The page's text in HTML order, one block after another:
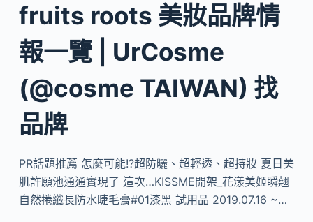
fruits roots 美妝品牌情
報一覽 | UrCosme
(@cosme TAIWAN) 找
品牌
PR話題推薦 怎麼可能!?超防曬、超輕透、超持妝 夏日美
肌許願池通通實現了 這次…KISSME開架_花漾美姬瞬翹
自然捲纖長防水睫毛膏#01漆黑 試用品 2019.07.16 ~…